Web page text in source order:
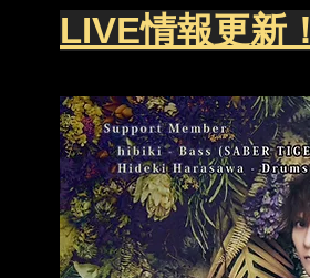
LIVE情報更新！